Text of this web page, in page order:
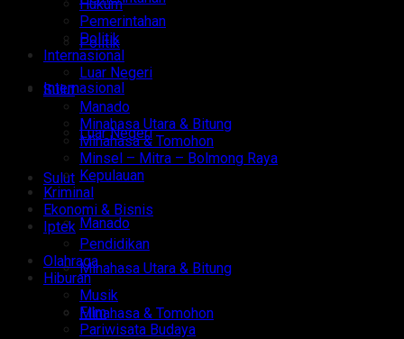
Politik
Internasional
Luar Negeri
Sulut
Manado
Minahasa Utara & Bitung
Minahasa & Tomohon
Hukum
Pemerintahan
Politik
Internasional
Luar Negeri
Sulut
Manado
Minahasa Utara & Bitung
Minahasa & Tomohon
Minsel – Mitra – Bolmong Raya
Kepulauan
Kriminal
Ekonomi & Bisnis
Iptek
Pendidikan
Olahraga
Hiburan
Musik
Film
Pariwisata Budaya